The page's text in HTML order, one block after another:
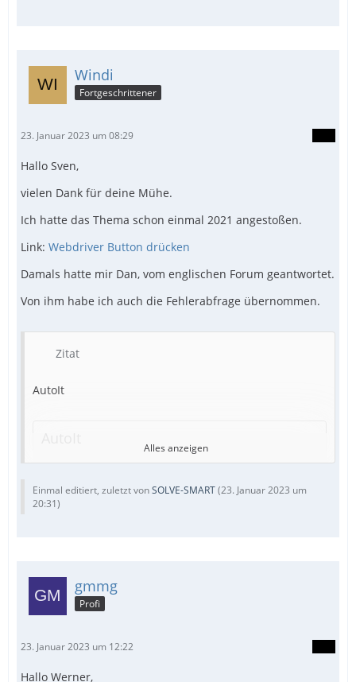
Windi
Fortgeschrittener
23. Januar 2023 um 08:29
Hallo Sven,
vielen Dank für deine Mühe.
Ich hatte das Thema schon einmal 2021 angestoßen.
Link: Webdriver Button drücken
Damals hatte mir Dan, vom englischen Forum geantwortet.
Von ihm habe ich auch die Fehlerabfrage übernommen.
Zitat
AutoIt
AutoIt
Alles anzeigen
Einmal editiert, zuletzt vonSOLVE-SMART(23. Januar 2023 um
20:31)
gmmg
Profi
23. Januar 2023 um 12:22
Hallo Werner,